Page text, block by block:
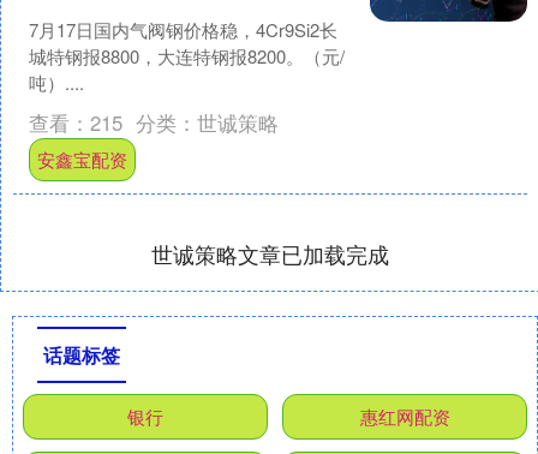
7月17日国内气阀钢价格稳，4Cr9Si2长
城特钢报8800，大连特钢报8200。（元/
吨）....
查看： 215 分类： 世诚策略
安鑫宝配资
世诚策略文章已加载完成
话题标签
银行 惠红网配资